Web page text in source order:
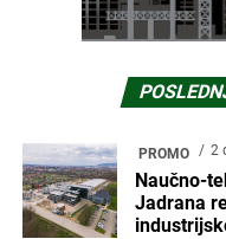
PROMO 2
Naučno-
Jadrana